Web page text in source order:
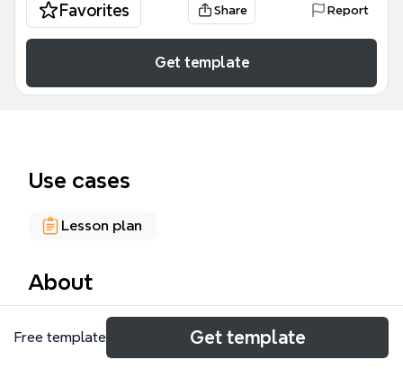
Favorites Share Report
Get template
Use cases
Lesson plan
About
XMind 講授大綱範本專為授課講師設計，涵蓋從講師
介紹、心智圖法簡介到軟體操作演示與實務應用的完整
Free template Get template